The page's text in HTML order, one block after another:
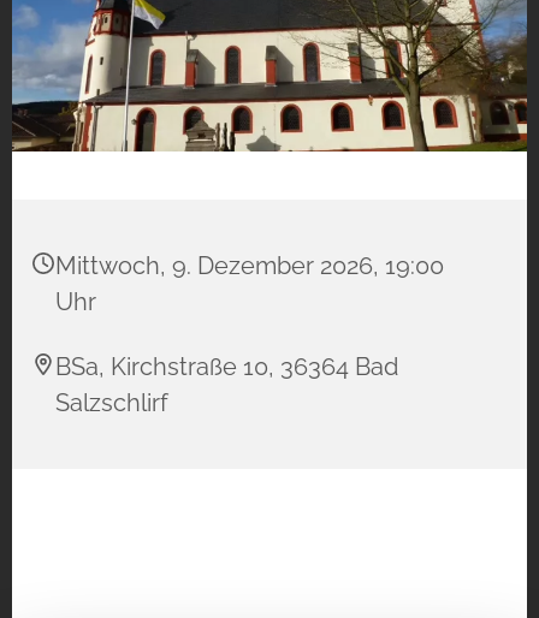
Mittwoch, 9. Dezember 2026, 19:00
Uhr
BSa, Kirchstraße 10, 36364 Bad
Salzschlirf